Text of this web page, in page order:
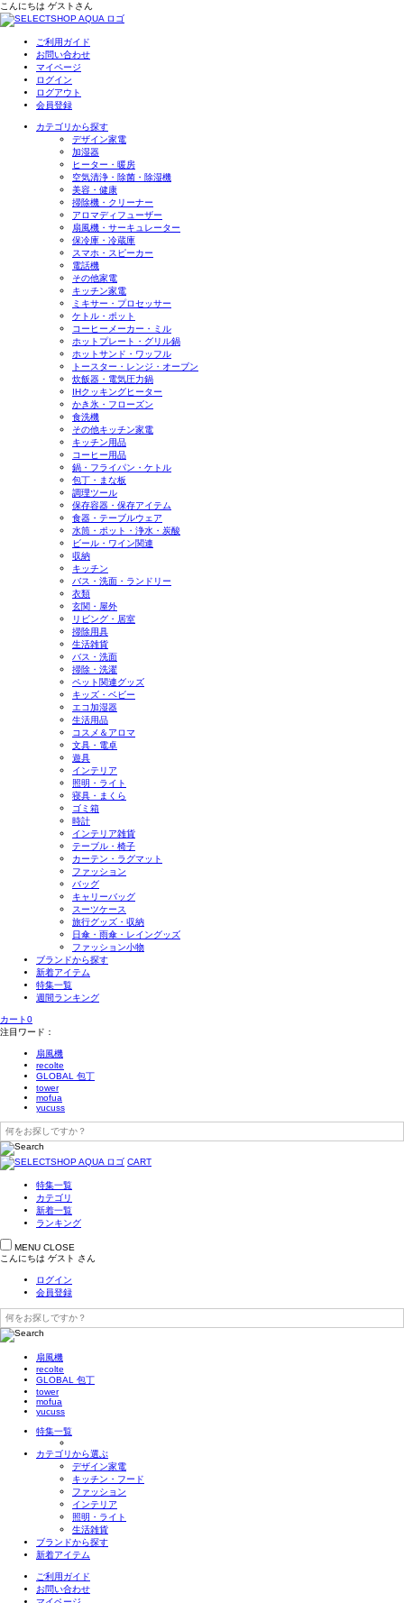
こんにちは ゲスト さん
ご利用ガイド
お問い合わせ
マイページ
ログイン
ログアウト
会員登録
カテゴリから探す
デザイン家電
加湿器
ヒーター・暖房
空気清浄・除菌・除湿機
美容・健康
掃除機・クリーナー
アロマディフューザー
扇風機・サーキュレーター
保冷庫・冷蔵庫
スマホ・スピーカー
電話機
その他家電
キッチン家電
ミキサー・プロセッサー
ケトル・ポット
コーヒーメーカー・ミル
ホットプレート・グリル鍋
ホットサンド・ワッフル
トースター・レンジ・オーブン
炊飯器・電気圧力鍋
IHクッキングヒーター
かき氷・フローズン
食洗機
その他キッチン家電
キッチン用品
コーヒー用品
鍋・フライパン・ケトル
包丁・まな板
調理ツール
保存容器・保存アイテム
食器・テーブルウェア
水筒・ポット・浄水・炭酸
ビール・ワイン関連
収納
キッチン
バス・洗面・ランドリー
衣類
玄関・屋外
リビング・居室
掃除用具
生活雑貨
バス・洗面
掃除・洗濯
ペット関連グッズ
キッズ・ベビー
エコ加湿器
生活用品
コスメ＆アロマ
文具・電卓
遊具
インテリア
照明・ライト
寝具・まくら
ゴミ箱
時計
インテリア雑貨
テーブル・椅子
カーテン・ラグマット
ファッション
バッグ
キャリーバッグ
スーツケース
旅行グッズ・収納
日傘・雨傘・レイングッズ
ファッション小物
ブランドから探す
新着アイテム
特集一覧
週間ランキング
カート0
注目ワード：
扇風機
recolte
GLOBAL 包丁
tower
mofua
yucuss
CART
特集一覧
カテゴリ
新着一覧
ランキング
MENU CLOSE
こんにちは ゲスト さん
ログイン
会員登録
扇風機
recolte
GLOBAL 包丁
tower
mofua
yucuss
特集一覧
カテゴリから選ぶ
デザイン家電
キッチン・フード
ファッション
インテリア
照明・ライト
生活雑貨
ブランドから探す
新着アイテム
ご利用ガイド
お問い合わせ